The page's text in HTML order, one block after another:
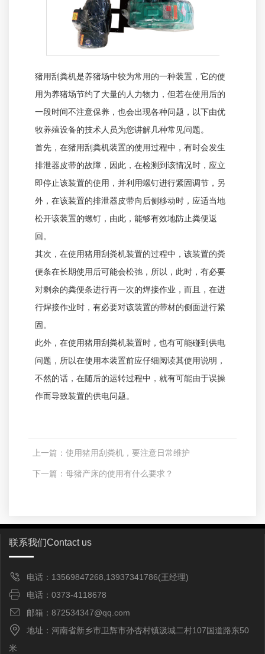
猪用刮粪机是养猪场中较为常用的一种装置，它的使
用为养猪场节约了大量的人力物力，但若在使用后的
一段时间不注意保养，也会出现各种问题，以下由优
牧养殖设备的技术人员为您讲解几种常见问题。
首先，在猪用刮粪机装置的使用过程中，有时会发生
排泄器皮带的故障，因此，在检测到该情况时，应立
即停止该装置的使用，并利用螺钉进行紧固调节，另
外，在该装置的排泄器皮带向后侧移动时，应适当地
松开该装置的螺钉，由此，能够有效地防止粪便返
回。
其次，在使用猪用刮粪机装置的过程中，该装置的粪
便条在长期使用后可能会松弛，所以，此时，有必要
对剩余的粪便条进行再一次的焊接作业，而且，在进
行焊接作业时，有必要对该装置的带材的侧面进行紧
固。
此外，在使用猪用刮粪机装置时，也有可能碰到供电
问题，所以在使用本装置前应仔细阅读其使用说明，
不然的话，在随后的运转过程中，就有可能由于误操
作而导致装置的供电问题。
上一篇：使用猪用刮粪机，要注意日常维护
下一篇：母猪产床的使用有什么要求？
联系我们Contact us
电话：13569847268,13937341786(王经理)
电话：0373-4118678
邮箱：872534347@qq.com
地址：河南省新乡市卫辉市孙杏村镇汲城二村107国道路东50
米